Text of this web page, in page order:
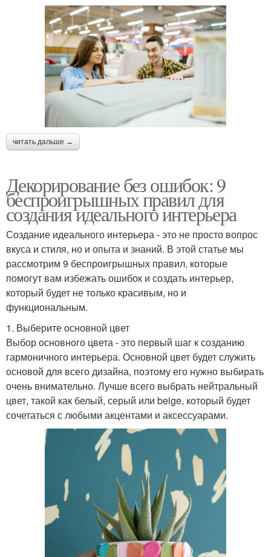
читать дальше →
Декорирование без ошибок: 9
беспроигрышных правил для
создания идеального интерьера
Создание идеального интерьера - это не просто вопрос
вкуса и стиля, но и опыта и знаний. В этой статье мы
рассмотрим 9 беспроигрышных правил, которые
помогут вам избежать ошибок и создать интерьер,
который будет не только красивым, но и
функциональным.
1. Выберите основной цвет
Выбор основного цвета - это первый шаг к созданию
гармоничного интерьера. Основной цвет будет служить
основой для всего дизайна, поэтому его нужно выбирать
очень внимательно. Лучше всего выбрать нейтральный
цвет, такой как белый, серый или beige, который будет
сочетаться с любыми акцентами и аксессуарами.